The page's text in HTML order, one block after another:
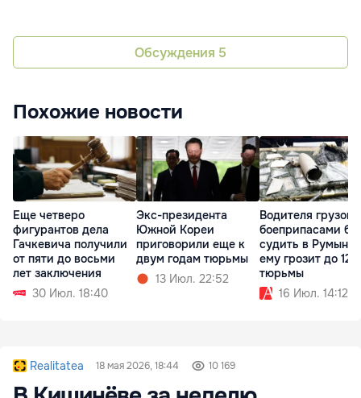
Обсуждения 5
Похожие новости
Еще четверо
фигурантов дела
Гачкевича получили
от пяти до восьми
лет заключения
30 Июл. 18:40
Экс-президента
Южной Кореи
приговорили еще к
двум годам тюрьмы
13 Июл. 22:52
Водителя
боеприпасами
судить в
ему грозит до 12
тюрьмы
16 Июл. 14:12
Realitatea 18 мая 2026, 18:44 10 169